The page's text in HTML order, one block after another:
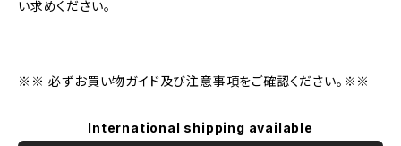
い求めください。
※※ 必ずお買い物ガイド及び注意事項をご確認ください。※※
International shipping available